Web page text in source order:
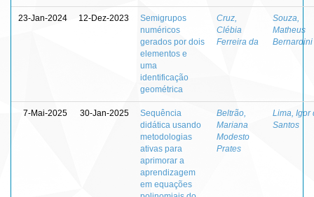
23-Jan-2024 12-Dez-2023
Semigrupos
numéricos
gerados por dois
elementos e
uma
identificação
geométrica
Cruz,
Clébia
Ferreira da
Souza,
Matheus
Bernardini
7-Mai-2025 30-Jan-2025
Sequência
didática usando
metodologias
ativas para
aprimorar a
aprendizagem
em equações
Beltrão,
Mariana
Modesto
Prates
Lima, Igor
Santos